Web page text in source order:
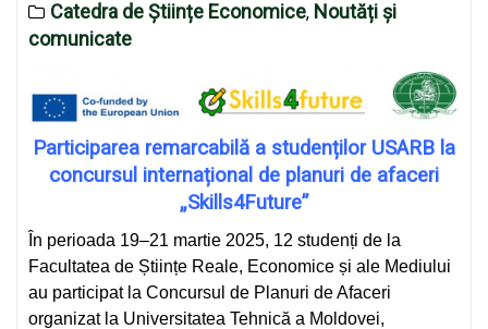
Catedra de Științe Economice, Noutăți și
comunicate
Participarea remarcabilă a studenților USARB la
concursul internațional de planuri de afaceri
„Skills4Future”
În perioada 19–21 martie 2025, 12 studenți de la
Facultatea de Științe Reale, Economice și ale Mediului
au participat la Concursul de Planuri de Afaceri
organizat la Universitatea Tehnică a Moldovei,